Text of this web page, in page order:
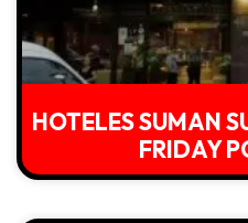
HOTELES SUMAN
FRIDAY